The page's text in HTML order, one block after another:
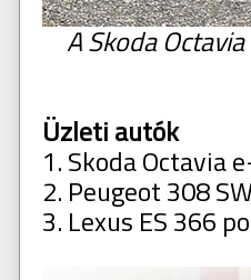
A Skoda
Üzleti autók
1. Skoda Octavia
2. Peugeot 308
3. Lexus ES 366